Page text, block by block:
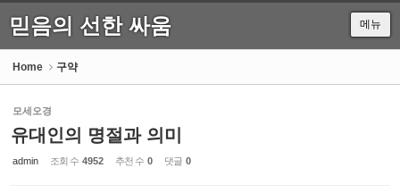
믿음의 선한 싸움 메뉴
Home 구약
모세오경
유대인의 명절과 의미
admin 조회 수 4952 추천 수 0 댓글 0
Sketchbook5, 스케치북5